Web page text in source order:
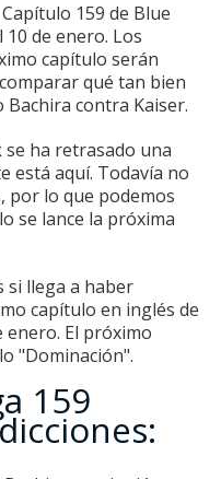
159 de Blue
de enero. Los
capítulo serán
qué tan bien
Bachira contra Kaiser.
se ha retrasado una
está aquí. Todavía no
por lo que podemos
se lance la próxima
si llega a haber
capítulo en inglés de
enero. El próximo
"Dominación".
159